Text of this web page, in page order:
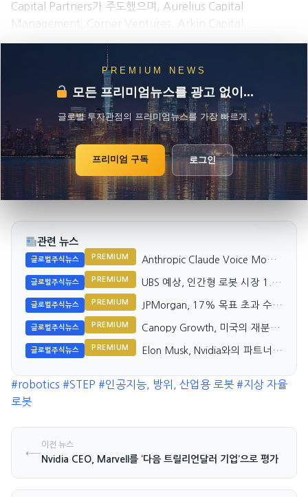
Capital Partners가 주도했으며, Aurelius Capital
Management, Corner Ventures, Arkin Capital, ...
PREMIUM NEWS
모든 프리미엄뉴스를 광고 없이...
글로벌 투자관점의 프리미엄뉴스를 가장 빠르게.
프리미엄 구독 로그인
관련 뉴스
글로벌주식뉴스 PREMIUM
Anthropic Claude Voice Mode,
글로벌주식뉴스 PREMIUM
UBS 예상, 인간형 로봇 시장 1.7
글로벌주식뉴스 PREMIUM
JPMorgan, 17% 목표 초과 수익
글로벌주식뉴스 PREMIUM
Canopy Growth, 미국의 재분류
않아
글로벌주식뉴스 PREMIUM
Elon Musk, Nvidia와의 파트너십
#robotics #STEP #인공지능, 방위, 산업용 로봇 #지상 자율
로봇
←이전 뉴스
Nvidia CEO, Marvell를 ‘다음 트릴리언달러 기업’으로 평가